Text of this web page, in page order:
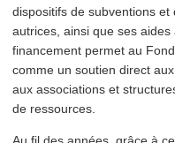
dispositifs de subventions
autrices, ainsi que ses aides
financement permet au
comme un soutien direct
aux asso­ci­a­tions et
de ressources.
Au fil des années, grâce à